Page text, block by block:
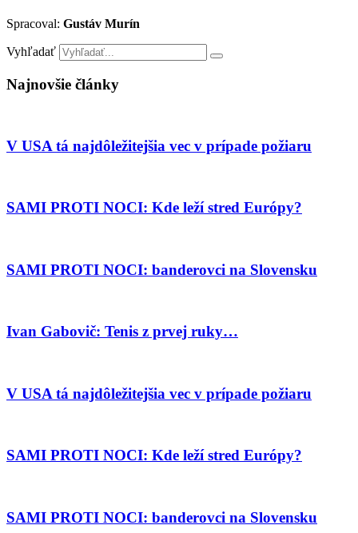
Spracoval: Gustáv Murín
Vyhľadať
Najnovšie články
V USA tá najdôležitejšia vec v prípade požiaru
SAMI PROTI NOCI: Kde leží stred Európy?
SAMI PROTI NOCI: banderovci na Slovensku
Ivan Gabovič: Tenis z prvej ruky…
V USA tá najdôležitejšia vec v prípade požiaru
SAMI PROTI NOCI: Kde leží stred Európy?
SAMI PROTI NOCI: banderovci na Slovensku